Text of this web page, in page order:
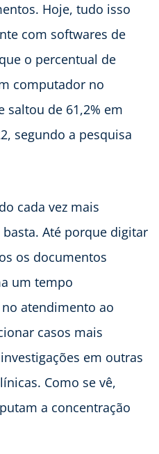
Hoje, tudo isso
com softwares de
o percentual de
computador no
saltou de 61,2% em
segundo a pesquisa
cada vez mais
Até porque digitar
os documentos
um tempo
atendimento ao
casos mais
em outras
Como se vê,
a concentração